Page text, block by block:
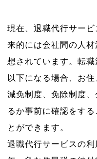
現在、退職代行サー
来的には会社間の人
想されています。転
以下になる場合、お
減免制度、免除制度
るか事前に確認をす
とができます。
退職代行サービスの